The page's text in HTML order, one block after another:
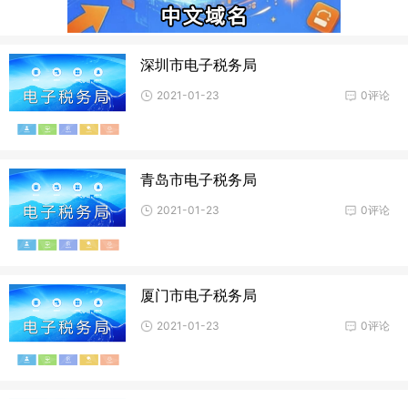
深圳市电子税务局
0评论
2021-01-23
青岛市电子税务局
0评论
2021-01-23
厦门市电子税务局
0评论
2021-01-23